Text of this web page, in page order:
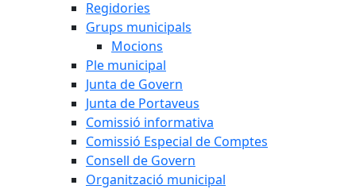
Regidories
Grups municipals
Mocions
Ple municipal
Junta de Govern
Junta de Portaveus
Comissió informativa
Comissió Especial de Comptes
Consell de Govern
Organització municipal